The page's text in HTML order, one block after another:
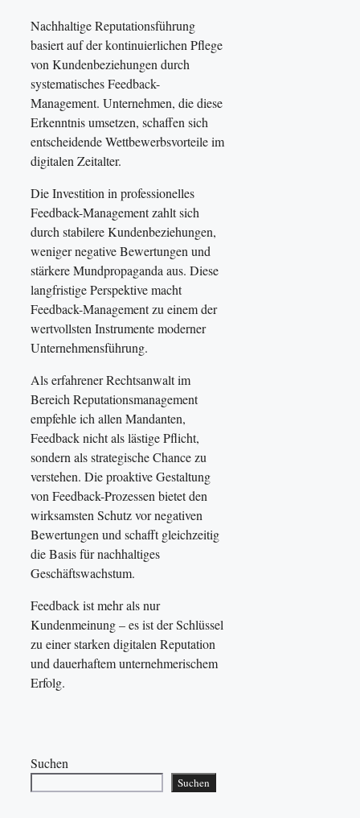
Nachhaltige Reputationsführung
basiert auf der kontinuierlichen Pflege
von Kundenbeziehungen durch
systematisches Feedback-
Management. Unternehmen, die diese
Erkenntnis umsetzen, schaffen sich
entscheidende Wettbewerbsvorteile im
digitalen Zeitalter.
Die Investition in professionelles
Feedback-Management zahlt sich
durch stabilere Kundenbeziehungen,
weniger negative Bewertungen und
stärkere Mundpropaganda aus. Diese
langfristige Perspektive macht
Feedback-Management zu einem der
wertvollsten Instrumente moderner
Unternehmensführung.
Als erfahrener Rechtsanwalt im
Bereich Reputationsmanagement
empfehle ich allen Mandanten,
Feedback nicht als lästige Pflicht,
sondern als strategische Chance zu
verstehen. Die proaktive Gestaltung
von Feedback-Prozessen bietet den
wirksamsten Schutz vor negativen
Bewertungen und schafft gleichzeitig
die Basis für nachhaltiges
Geschäftswachstum.
Feedback ist mehr als nur
Kundenmeinung – es ist der Schlüssel
zu einer starken digitalen Reputation
und dauerhaftem unternehmerischem
Erfolg.
Suchen
Suchen